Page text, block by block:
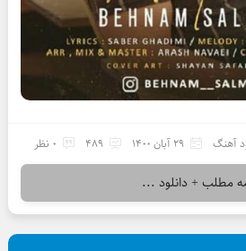
آهنگ 29 آبان 1400 489 0 نظر
مطلب + دانلود ...